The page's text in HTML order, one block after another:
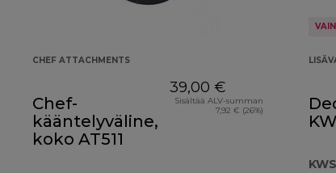
CHEF ATTACHMENTS
Chef-
kääntelyväline,
koko AT511
39,00 €
Sisältää ALV-summan
7,92 € (26%)